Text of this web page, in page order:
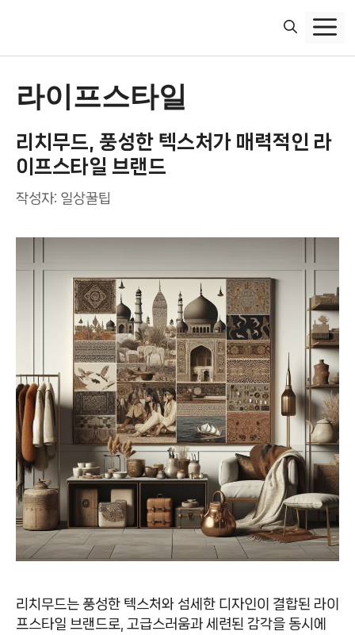
라이프스타일
리치무드, 풍성한 텍스처가 매력적인 라
이프스타일 브랜드
작성자: 일상꿀팁
리치무드는 풍성한 텍스처와 섬세한 디자인이 결합된 라이
프스타일 브랜드로, 고급스러움과 세련된 감각을 동시에